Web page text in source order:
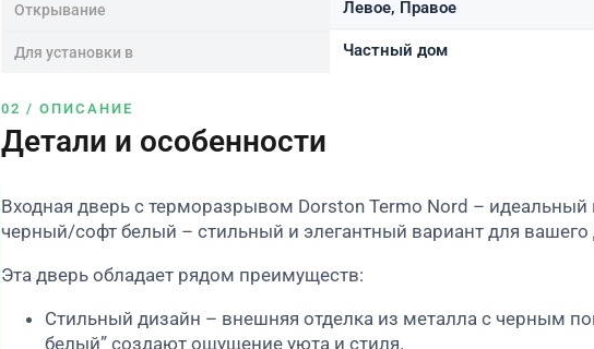
Открывание Левое, Правое
Для установки в Частный дом
02 / ОПИСАНИЕ
Детали и особенности
Входная дверь с терморазрывом Dorston Termo Nord –
черный/софт белый – стильный и элегантный вариант для вашего
Эта дверь обладает рядом преимуществ:
Стильный дизайн – внешняя отделка из металла с черным
белый” создают ощущение уюта и стиля.